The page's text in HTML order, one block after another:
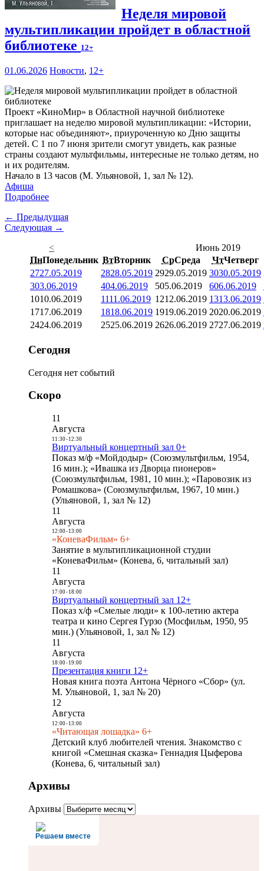
Неделя мировой
мультипликации пройдет в областной
библиотеке 12+
01.06.2026 Новости, 12+
Проект «КиноМир» в Областной научной библиотеке
приглашает на неделю мировой мультипликации: «Истории,
которые нас объединяют», приуроченную ко Дню защиты
детей. С 1 по 7 июня зрители смогут увидеть, как разные
страны создают мультфильмы, интересные не только детям, но
и их родителям.
Начало в 13 часов (М. Ульяновой, 1, зал № 12).
Афиша
Подробнее
← Предыдущая
Следующая →
<
Июнь 2019
ПнПонедельник ВтВторник СрСреда ЧтЧетверг
2727.05.2019 2828.05.2019 2929.05.2019 3030.05.2019
303.06.2019 404.06.2019 505.06.2019 606.06.2019
1010.06.2019 1111.06.2019 1212.06.2019 1313.06.2019
1717.06.2019 1818.06.2019 1919.06.2019 2020.06.2019
2424.06.2019 2525.06.2019 2626.06.2019 2727.06.2019
Сегодня
Сегодня нет событий
Скоро
11
Августа
11:30- 12:30
Виртуальный концертный зал 0+
Показ м/ф «Мойдодыр» (Союзмультфильм, 1954,
16 мин.); «Ивашка из Дворца пионеров»
(Союзмультфильм, 1981, 10 мин.); «Паровозик из
Ромашкова» (Союзмультфильм, 1967, 10 мин.)
(Ульяновой, 1, зал № 12)
11
Августа
12:00- 13:00
«КоневаФильм» 6+
Занятие в мультипликационной студии
«КоневаФильм» (Конева, 6, читальный зал)
11
Августа
17:00- 18:00
Виртуальный концертный зал 12+
Показ х/ф «Смелые люди» к 100-летию актера
театра и кино Сергея Гурзо (Мосфильм, 1950, 95
мин.) (Ульяновой, 1, зал № 12)
11
Августа
18:00- 19:00
Презентация книги 12+
Новая книга поэта Антона Чёрного «Сбор» (ул.
М. Ульяновой, 1, зал № 20)
12
Августа
12:00- 13:00
«Читающая лошадка» 6+
Детский клуб любителей чтения. Знакомство с
книгой «Смешная сказка» Геннадия Цыферова
(Конева, 6, читальный зал)
Архивы
Архивы
Решаем вместе